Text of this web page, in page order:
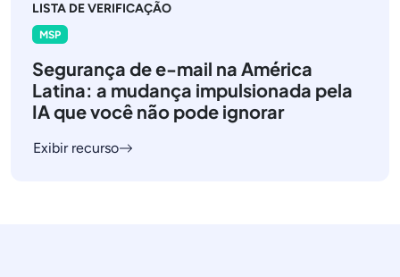
LISTA DE VERIFICAÇÃO
MSP
Segurança de e-mail na América
Latina: a mudança impulsionada pela
IA que você não pode ignorar
Exibir recurso